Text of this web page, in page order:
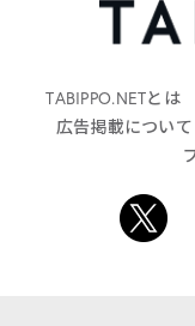
TABIPPO.NETとは
広告掲載について